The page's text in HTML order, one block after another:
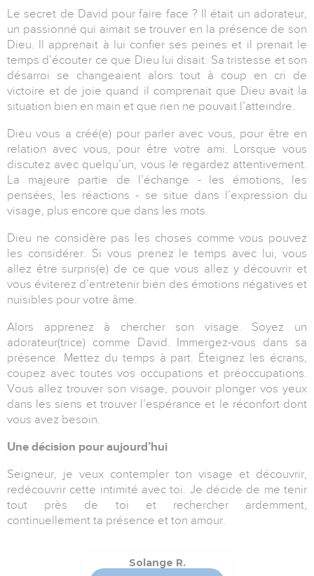
Le secret de David pour faire face ? Il était un adorateur,
un passionné qui aimait se trouver en la présence de son
Dieu. Il apprenait à lui confier ses peines et il prenait le
temps d’écouter ce que Dieu lui disait. Sa tristesse et son
désarroi se changeaient alors tout à coup en cri de
victoire et de joie quand il comprenait que Dieu avait la
situation bien en main et que rien ne pouvait l’atteindre.
Dieu vous a créé(e) pour parler avec vous, pour être en
relation avec vous, pour être votre ami. Lorsque vous
discutez avec quelqu’un, vous le regardez attentivement.
La majeure partie de l’échange - les émotions, les
pensées, les réactions - se situe dans l’expression du
visage, plus encore que dans les mots.
Dieu ne considère pas les choses comme vous pouvez
les considérer. Si vous prenez le temps avec lui, vous
allez être surpris(e) de ce que vous allez y découvrir et
vous éviterez d’entretenir bien des émotions négatives et
nuisibles pour votre âme.
Alors apprenez à chercher son visage. Soyez un
adorateur(trice) comme David. Immergez-vous dans sa
présence. Mettez du temps à part. Éteignez les écrans,
coupez avec toutes vos occupations et préoccupations.
Vous allez trouver son visage, pouvoir plonger vos yeux
dans les siens et trouver l’espérance et le réconfort dont
vous avez besoin.
Une décision pour aujourd’hui
Seigneur, je veux contempler ton visage et découvrir,
redécouvrir cette intimité avec toi. Je décide de me tenir
tout près de toi et rechercher ardemment,
continuellement ta présence et ton amour.
Solange R.